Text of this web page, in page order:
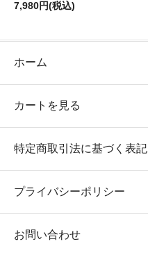
7,980円(税込)
ホーム
カートを見る
特定商取引法に基づく表記
プライバシーポリシー
お問い合わせ